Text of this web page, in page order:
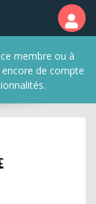
membre ou à
de compte